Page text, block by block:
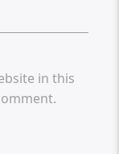
in this